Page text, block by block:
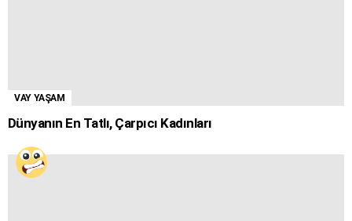
VAY YAŞAM
Dünyanın En Tatlı, Çarpıcı Kadınları